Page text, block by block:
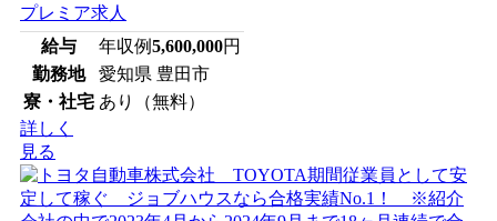
プレミア求人
給与
年収例5,600,000円
勤務地
愛知県 豊田市
寮・社宅 あり（無料）
詳しく
見る